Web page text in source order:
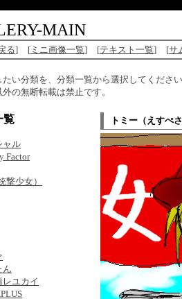
MAIN
る] [ ミニ画像一覧] [テキスト一覧] [サ
たい分類を、分類一覧から選択してくださ
の無断転載は禁止です。
覧
ャル
Factor
撃少女）
ん
レユカイ
トミー（えすぺ